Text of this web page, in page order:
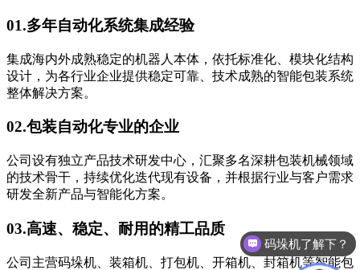
01.多年自动化系统集成经验
集成海内外成熟稳定的机器人本体，依托标准化、模块化结构
设计，为各行业企业提供稳定可靠、技术成熟的智能包装系统
整体解决方案。
02.包装自动化专业的企业
公司设有独立产品技术研发中心，汇聚多名深耕包装机械领域
的技术骨干，持续优化迭代现有设备，并根据行业与客户需求
研发全新产品与智能化方案。
03.高速、稳定、耐用的精工品质
公司主营码垛机、装箱机、打包机、开箱机、封箱机等智能包
码垛机了解下？